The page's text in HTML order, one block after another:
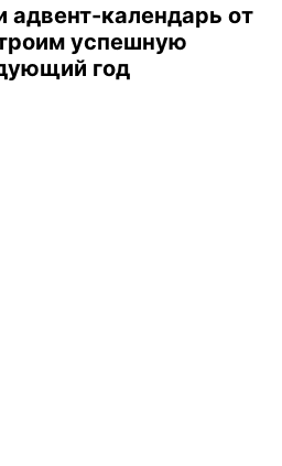
адвент-календарь от
успешную
год